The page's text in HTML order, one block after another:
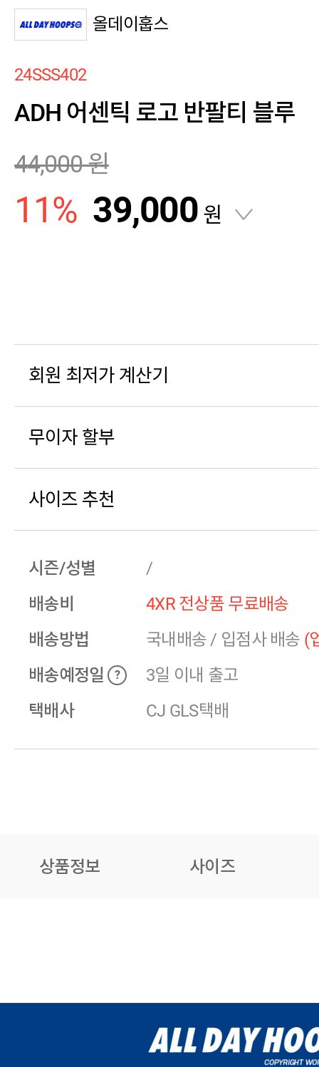
올데이훕스
24SSS402
ADH 어센틱 로고 반팔티 블루
44,000원
11% 39,000 원
회원 최저가 계산기
무이자 할부
사이즈 추천
시즌/성별
/
배송비
4XR 전상품 무료배송
배송방법
국내배송 / 입점사 배송 (
배송예정일
?
3일 이내 출고
택배사
CJ GLS택배
상품정보 사이즈